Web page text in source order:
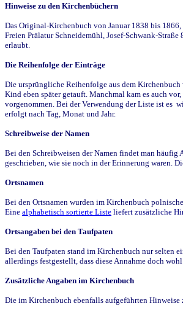
Hinweise zu den Kirchenbüchern
Das Original-Kirchenbuch von Januar 1838 bis
Freien Prälatur Schneidemühl, Josef-Schwank-
erlaubt.
Die Reihenfolge der Einträge
Die ursprüngliche Reihenfolge aus dem
Kind eben später getauft. Manchmal kam es auch
vorgenommen. Bei der Verwendung der Liste ist es
erfolgt nach Tag, Monat und Jahr.
Schreibweise der Namen
Bei den Schreibweisen der Namen findet man häufig
geschrieben, wie sie noch in der Erinnerung waren.
Ortsnamen
Bei den Ortsnamen wurden im Kirchenbuch
Eine alphabetisch sortierte Liste liefert zusätzliche
Ortsangaben bei den Taufpaten
Bei den Taufpaten stand im Kirchenbuch nur selten
allerdings festgestellt, dass diese Annahme doch
Zusätzliche Angaben im Kirchenbuch
Die im Kirchenbuch ebenfalls aufgeführten Hinweise